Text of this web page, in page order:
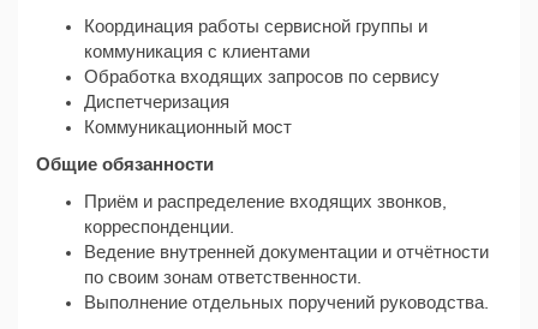
Координация работы сервисной группы и
коммуникация с клиентами
Обработка входящих запросов по сервису
Диспетчеризация
Коммуникационный мост
Общие обязанности
Приём и распределение входящих звонков,
корреспонденции.
Ведение внутренней документации и отчётности
по своим зонам ответственности.
Выполнение отдельных поручений руководства.